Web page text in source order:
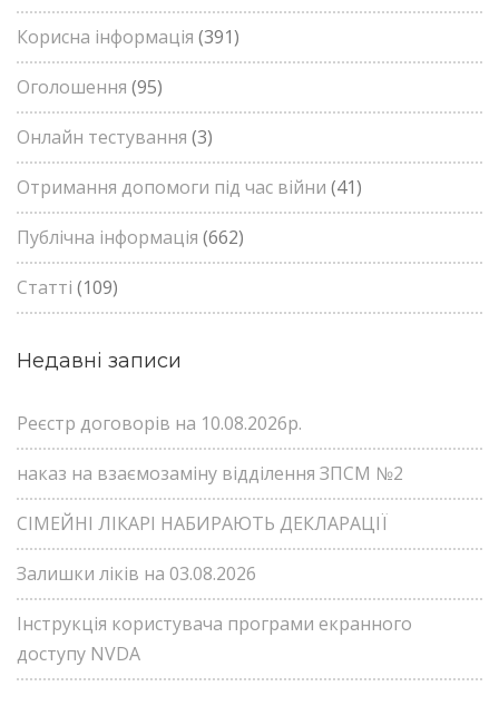
Корисна інформація (391)
Оголошення (95)
Онлайн тестування (3)
Отримання допомоги під час війни (41)
Публічна інформація (662)
Статті (109)
Недавні записи
Реєстр договорів на 10.08.2026р.
наказ на взаємозаміну відділення ЗПСМ №2
СІМЕЙНІ ЛІКАРІ НАБИРАЮТЬ ДЕКЛАРАЦІЇ
Залишки ліків на 03.08.2026
Інструкція користувача програми екранного
доступу NVDA